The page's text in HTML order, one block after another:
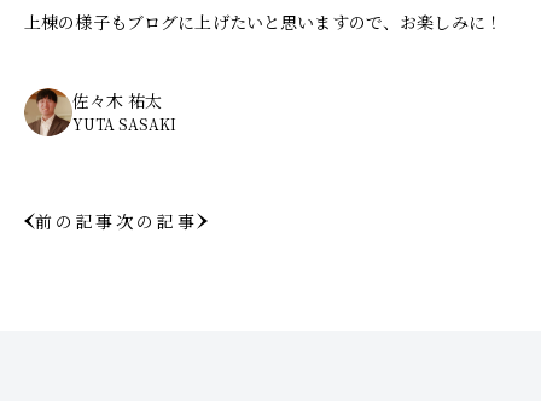
上棟の様子もブログに上げたいと思いますので、お楽しみに！
佐々木 祐太
YUTA SASAKI
前の記事次の記事